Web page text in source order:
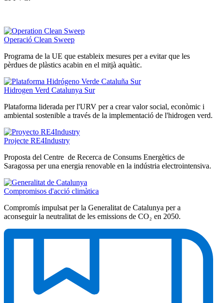
Operació Clean Sweep
Programa de la UE que estableix mesures per a evitar que les
pèrdues de plàstics acabin en el mitjà aquàtic.
Hidrogen Verd Catalunya Sur
Plataforma liderada per l'URV per a crear valor social, econòmic i
ambiental sostenible a través de la implementació de l'hidrogen verd.
Projecte RE4Industry
Proposta del Centre de Recerca de Consums Energètics de
Saragossa per una energia renovable en la indústria electrointensiva.
Compromisos d'acció climàtica
Compromís impulsat per la Generalitat de Catalunya per a
aconseguir la neutralitat de les emissions de CO₂ en 2050.